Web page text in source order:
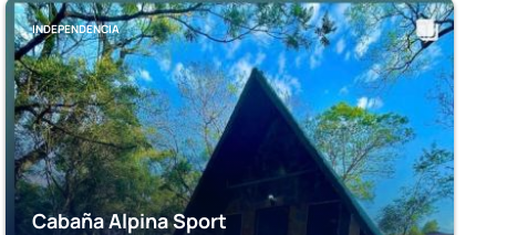
INDEPENDENCIA
Cabaña Alpina Sport